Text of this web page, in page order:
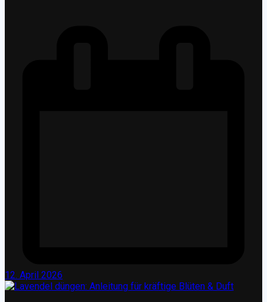
12. April 2026